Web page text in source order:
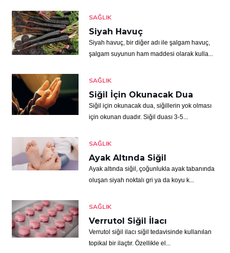
SAĞLIK
Siyah Havuç
Siyah havuç, bir diğer adı ile şalgam havuç,
şalgam suyunun ham maddesi olarak kulla...
SAĞLIK
Siğil İçin Okunacak Dua
Siğil için okunacak dua, siğillerin yok olması
için okunan duadır. Siğil duası 3-5...
SAĞLIK
Ayak Altında Siğil
Ayak altında siğil, çoğunlukla ayak tabanında
oluşan siyah noktalı gri ya da koyu k...
SAĞLIK
Verrutol Siğil İlacı
Verrutol siğil ilacı siğil tedavisinde kullanılan
topikal bir ilaçtır. Özellikle el...